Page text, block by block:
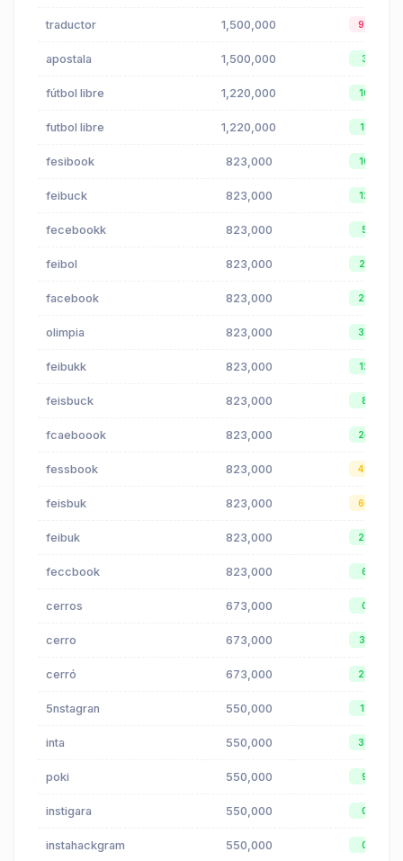
traductor 1,500,000 93
apostala 1,500,000 3
fútbol libre 1,220,000 10
futbol libre 1,220,000 11
fesibook 823,000 10
feibuck 823,000 12
fecebookk 823,000 5
feibol 823,000 21
facebook 823,000 29
olimpia 823,000 35
feibukk 823,000 12
feisbuck 823,000 8
fcaeboook 823,000 24
fessbook 823,000 49
feisbuk 823,000 60
feibuk 823,000 22
feccbook 823,000 6
cerros 673,000 0
cerro 673,000 31
cerró 673,000 28
5nstagran 550,000 11
inta 550,000 37
poki 550,000 9
instigara 550,000 0
instahackgram 550,000 0